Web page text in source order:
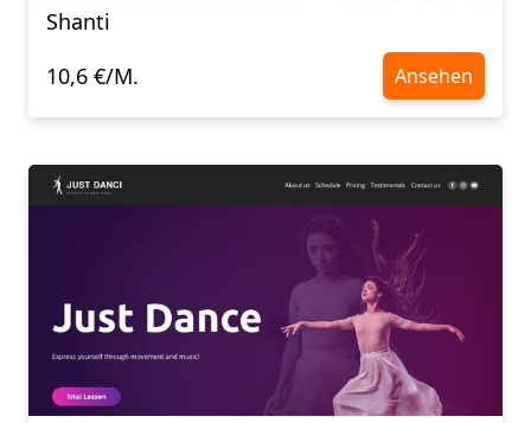
Shanti
10,6 €/M.
Ansehen